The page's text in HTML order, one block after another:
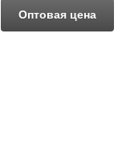
Оптовая цена